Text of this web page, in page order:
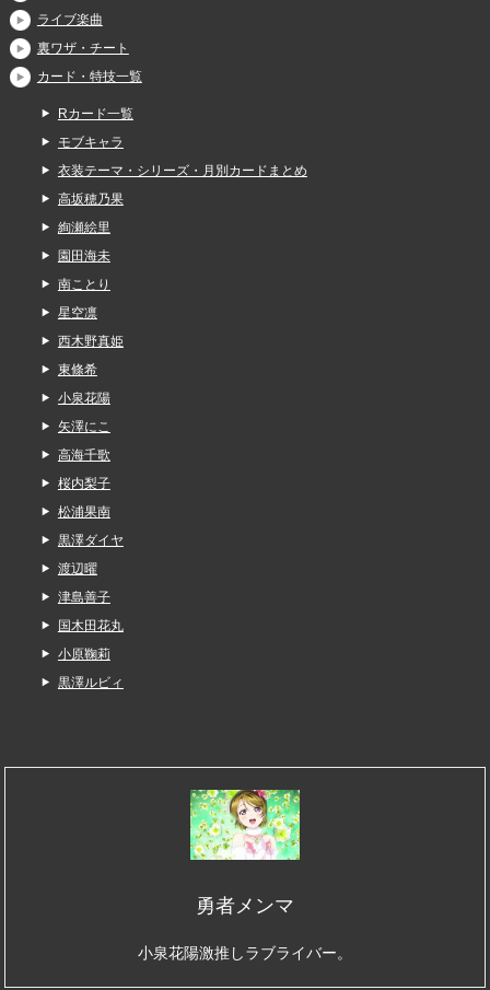
ライブ楽曲
裏ワザ・チート
カード・特技一覧
Rカード一覧
モブキャラ
衣装テーマ・シリーズ・月別カードまとめ
高坂穂乃果
絢瀬絵里
園田海未
南ことり
星空凛
西木野真姫
東條希
小泉花陽
矢澤にこ
高海千歌
桜内梨子
松浦果南
黒澤ダイヤ
渡辺曜
津島善子
国木田花丸
小原鞠莉
黒澤ルビィ
勇者メンマ
小泉花陽激推しラブライバー。